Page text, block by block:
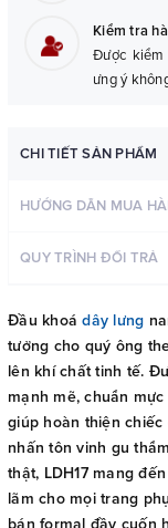
Kiểm tra
Được kiểm
ưng ý
CHI TIẾT SẢN PHẨM
HƯỚNG DẪN MUA
QUY TRÌNH ĐỔI TRẢ
Đầu khoádây lưng
tưởng cho quý ông
lên khí chất tinh tế.
mạnh mẽ, chuẩn
giúp hoàn thiện
nhấn tôn vinh gu
thật, LDH17 mang
lãm cho mọi trang